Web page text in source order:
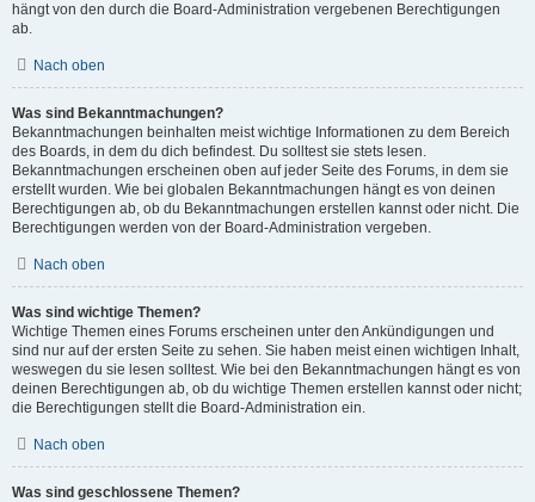
hängt von den durch die Board-Administration vergebenen Berechtigungen
ab.
Nach oben
Was sind Bekanntmachungen?
Bekanntmachungen beinhalten meist wichtige Informationen zu dem Bereich
des Boards, in dem du dich befindest. Du solltest sie stets lesen.
Bekanntmachungen erscheinen oben auf jeder Seite des Forums, in dem sie
erstellt wurden. Wie bei globalen Bekanntmachungen hängt es von deinen
Berechtigungen ab, ob du Bekanntmachungen erstellen kannst oder nicht. Die
Berechtigungen werden von der Board-Administration vergeben.
Nach oben
Was sind wichtige Themen?
Wichtige Themen eines Forums erscheinen unter den Ankündigungen und
sind nur auf der ersten Seite zu sehen. Sie haben meist einen wichtigen Inhalt,
weswegen du sie lesen solltest. Wie bei den Bekanntmachungen hängt es von
deinen Berechtigungen ab, ob du wichtige Themen erstellen kannst oder nicht;
die Berechtigungen stellt die Board-Administration ein.
Nach oben
Was sind geschlossene Themen?